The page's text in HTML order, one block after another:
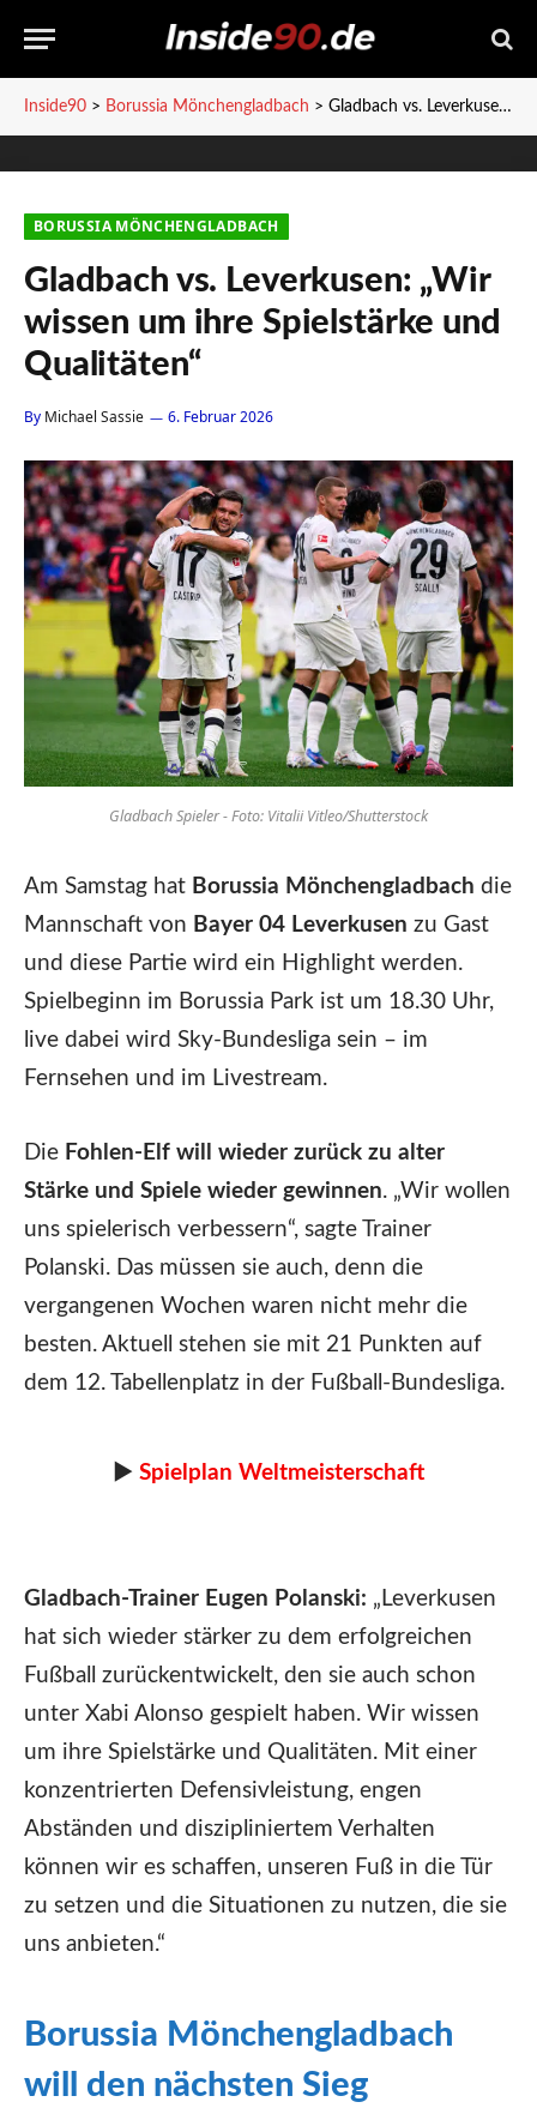
Inside90 > Borussia Mönchengladbach > Gladbach vs. Leverkusen: „Wir wissen um ihre Spielstärke und Qualitäten“
BORUSSIA MÖNCHENGLADBACH
Gladbach vs. Leverkusen: „Wir
wissen um ihre Spielstärke und
Qualitäten“
By Michael Sassie 6. Februar 2026
Gladbach Spieler - Foto: Vitalii Vitleo/Shutterstock
Am Samstag hat Borussia Mönchengladbach die
Mannschaft von Bayer 04 Leverkusen zu Gast
und diese Partie wird ein Highlight werden.
Spielbeginn im Borussia Park ist um 18.30 Uhr,
live dabei wird Sky-Bundesliga sein – im
Fernsehen und im Livestream.
Die Fohlen-Elf will wieder zurück zu alter
Stärke und Spiele wieder gewinnen. „Wir wollen
uns spielerisch verbessern“, sagte Trainer
Polanski. Das müssen sie auch, denn die
vergangenen Wochen waren nicht mehr die
besten. Aktuell stehen sie mit 21 Punkten auf
dem 12. Tabellenplatz in der Fußball-Bundesliga.
► Spielplan Weltmeisterschaft
Gladbach-Trainer Eugen Polanski: „Leverkusen
hat sich wieder stärker zu dem erfolgreichen
Fußball zurückentwickelt, den sie auch schon
unter Xabi Alonso gespielt haben. Wir wissen
um ihre Spielstärke und Qualitäten. Mit einer
konzentrierten Defensivleistung, engen
Abständen und diszipliniertem Verhalten
können wir es schaffen, unseren Fuß in die Tür
zu setzen und die Situationen zu nutzen, die sie
uns anbieten.“
Borussia Mönchengladbach
will den nächsten Sieg